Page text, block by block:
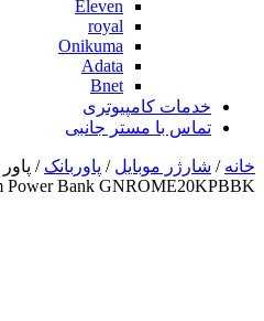
Eleven
royal
Onikuma
Adata
Bnet
خدمات کامپیوتری
تماس با مستر جانبی
خانه / شارژر موبایل / پاوربانک
Power Bank GNROME20KPBBK